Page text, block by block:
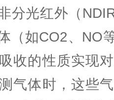
分光红外（
（如CO2、NO
收的性质实现
气体时，这些